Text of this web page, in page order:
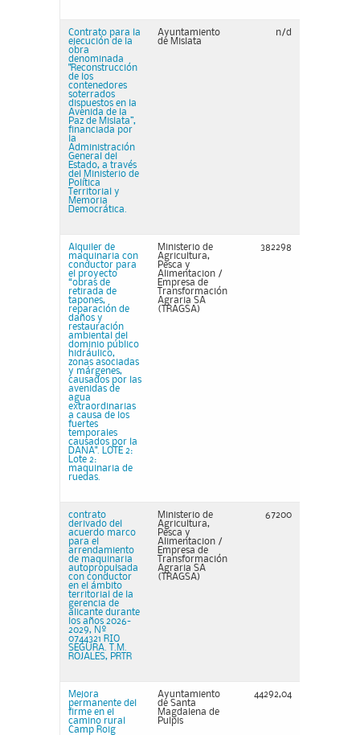
Contrato para la
ejecución de la
obra
denominada
"Reconstrucción
de los
contenedores
soterrados
dispuestos en la
Avenida de la
Paz de Mislata”,
financiada por
la
Administración
General del
Estado, a través
del Ministerio de
Política
Territorial y
Memoria
Democrática.
Ayuntamiento
de Mislata
n/d
Alquiler de
maquinaria con
conductor para
el proyecto
“obras de
retirada de
tapones,
reparación de
daños y
restauración
ambiental del
dominio público
hidráulico,
zonas asociadas
y márgenes,
causados por las
avenidas de
agua
extraordinarias
a causa de los
fuertes
temporales
causados por la
DANA". LOTE 2:
Lote 2:
maquinaria de
ruedas.
Ministerio de
Agricultura,
Pesca y
Alimentacion /
Empresa de
Transformación
Agraria SA
(TRAGSA)
382298
contrato
derivado del
acuerdo marco
para el
arrendamiento
de maquinaria
autopropulsada
con conductor
en el ámbito
territorial de la
gerencia de
alicante durante
los años 2026-
2029, Nº
0744321 RIO
SEGURA. T.M.
ROJALES, PRTR
Ministerio de
Agricultura,
Pesca y
Alimentacion /
Empresa de
Transformación
Agraria SA
(TRAGSA)
67200
Mejora
permanente del
firme en el
camino rural
Camp Roig
Ayuntamiento
de Santa
Magdalena de
Pulpis
44292,04